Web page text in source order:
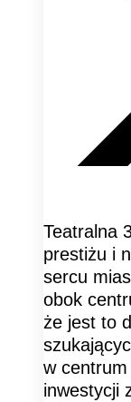
Teatralna
prestiżu i
sercu
obok
że jest to
w
inwestycji